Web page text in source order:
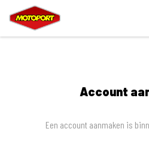
Account
Een account aanmaken is